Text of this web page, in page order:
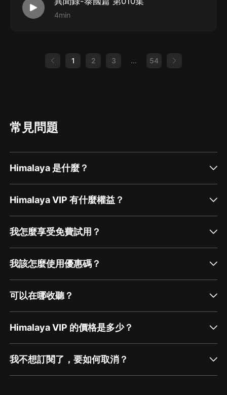
4min
1 2 3 ... 54
常見問題
Himalaya 是什麼？
Himalaya VIP 有什麼權益？
我怎麼享受免費試用？
我該怎麼使用優惠碼？
可以在哪收聽？
Himalaya VIP 的價格是多少？
我不想訂閱了，要如何取消？